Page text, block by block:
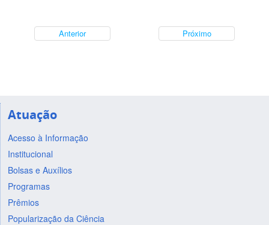
Anterior Próximo
Atuação
Acesso à Informação
Institucional
Bolsas e Auxílios
Programas
Prêmios
Popularização da Ciência